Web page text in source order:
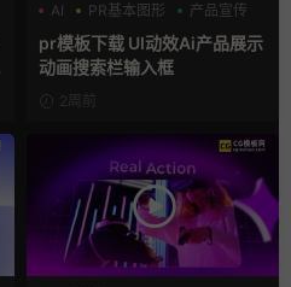
AI
PR基本图形 产品宣传
pr模板下载 UI动效Ai产品展示
动画搜索栏输入框
2周前